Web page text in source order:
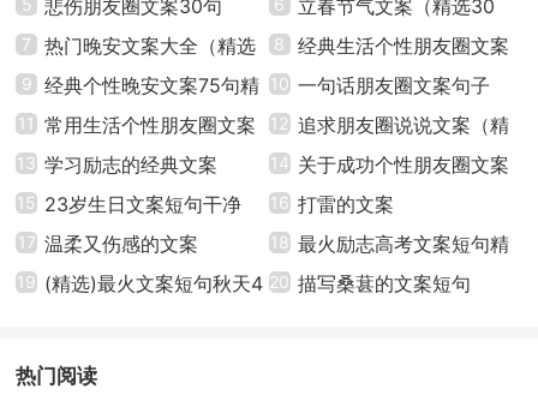
14、造福广大病人，让病人在我院舒心、放心、安
心。
15、认真贯彻科学发展观，坚定落实国家新医改，
为全市卫生事业大发展再立新功。
16、开展义诊宣传活动，打造美好和谐社区。
17、服务百姓，关爱大众。
（精选80句）
汇总50句精选
5 悲伤朋友圈文案30句 6
立春节气文案（精选30
句）
7
热门晚安文案大全（精选
70句）
8
经典生活个性朋友圈文案
句子（通用40句）
9
经典个性晚安文案75句精
选
10 一句话朋友圈文案句子
（精选130句）
11
常用生活个性朋友圈文案
大全（通用90句）
12 追求朋友圈说说文案（精
选50句）
13 学习励志的经典文案 14 关于成功个性朋友圈文案
句子（通用30句）
15 23岁生日文案短句干净 16 打雷的文案
17 温柔又伤感的文案 18 最火励志高考文案短句精
编汇集通用
19 (精选)最火文案短句秋天4 20 描写桑葚的文案短句
热门阅读